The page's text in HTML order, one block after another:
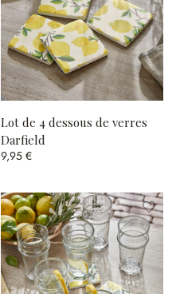
Lot de 4 dessous de verres
Darfield
9,95 €